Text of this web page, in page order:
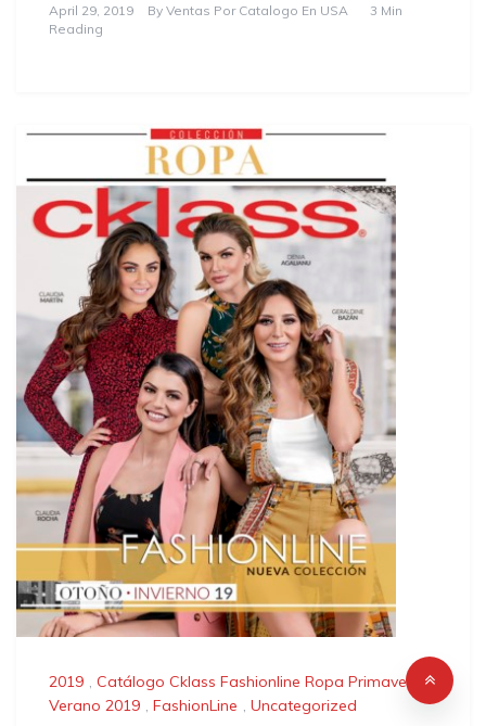
April 29, 2019 By Ventas Por Catalogo En USA
3 Min
Reading
2019 , Catálogo Cklass Fashionline Ropa Primavera
Verano 2019 , FashionLine , Uncategorized